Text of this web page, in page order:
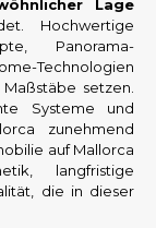
Lage
Hochwertige
Panorama-
Technologien
setzen.
Systeme und
zunehmend
auf Mallorca
langfristige
die in dieser